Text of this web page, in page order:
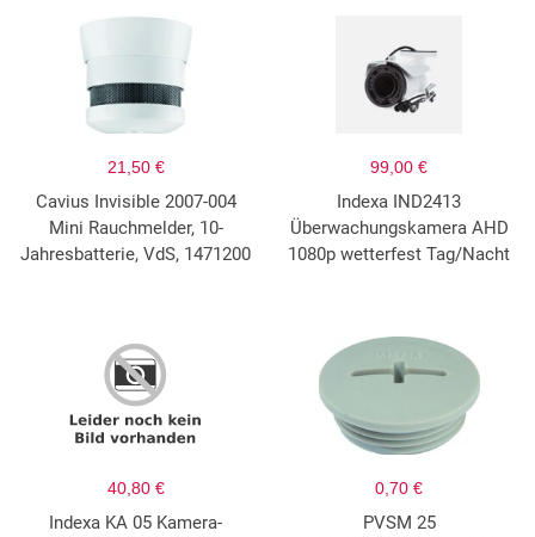
21,50 €
Cavius Invisible 2007-004
Mini Rauchmelder, 10-
Jahresbatterie, VdS, 1471200
99,00 €
Indexa IND2413
Überwachungskamera AHD
1080p wetterfest Tag/Nacht
40,80 €
Indexa KA 05 Kamera-
0,70 €
PVSM 25